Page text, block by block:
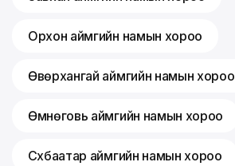
Орхон аймгийн намын хороо
Өвөрхангай аймгийн намын хороо
Өмнөговь аймгийн намын хороо
Сүхбаатар аймгийн намын хороо